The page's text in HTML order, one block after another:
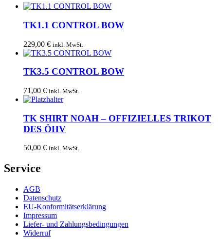
TK1.1 CONTROL BOW
229,00 € inkl. MwSt.
TK3.5 CONTROL BOW
71,00 € inkl. MwSt.
TK SHIRT NOAH – OFFIZIELLES TRIKOT
DES ÖHV
50,00 € inkl. MwSt.
Service
AGB
Datenschutz
EU-Konformitätserklärung
Impressum
Liefer- und Zahlungsbedingungen
Widerruf